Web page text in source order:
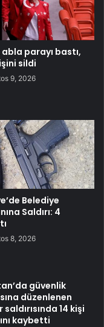
parayı bastı,
sildi
9, 2026
Belediye
Saldırı: 4
8, 2026
güvenlik
düzenlenen
14 kişi
kaybetti